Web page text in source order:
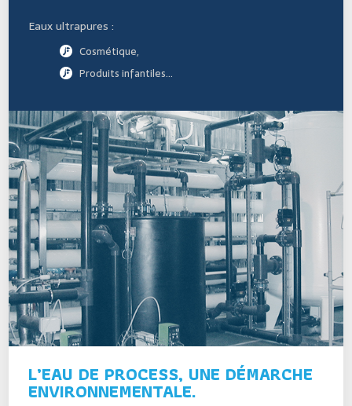
Eaux ultrapures :
Cosmétique,
Produits infantiles…
L’EAU DE PROCESS, UNE DÉMARCHE
ENVIRONNEMENTALE.